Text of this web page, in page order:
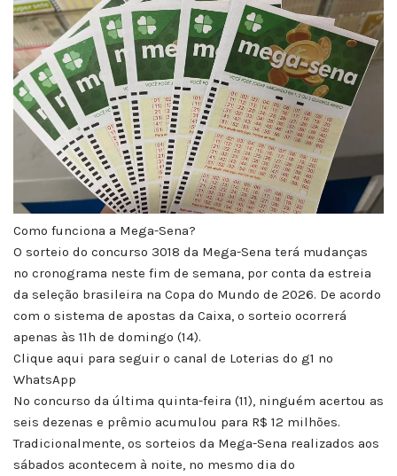
Como funciona a Mega-Sena?
O sorteio do concurso 3018 da Mega-Sena terá mudanças
no cronograma neste fim de semana, por conta da estreia
da seleção brasileira na Copa do Mundo de 2026. De acordo
com o sistema de apostas da Caixa, o sorteio ocorrerá
apenas às 11h de domingo (14).
Clique aqui para seguir o canal de Loterias do g1 no
WhatsApp
No concurso da última quinta-feira (11), ninguém acertou as
seis dezenas e prêmio acumulou para R$ 12 milhões.
Tradicionalmente, os sorteios da Mega-Sena realizados aos
sábados acontecem à noite, no mesmo dia do